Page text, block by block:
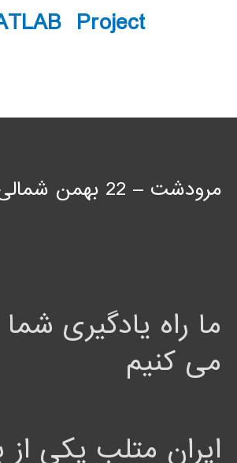
Project
مرودشت – 22 بهمن شمالی
ما راه یادگیری شما
می کنیم
ایران متلب یکی از